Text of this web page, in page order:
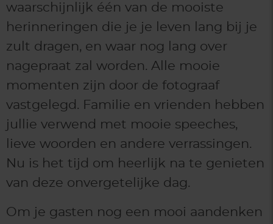
waarschijnlijk één van de mooiste
herinneringen die je je leven lang bij je
zult dragen, en waar nog lang over
nagepraat zal worden. Alle mooie
momenten zijn door de fotograaf
vastgelegd. Familie en vrienden hebben
jullie verwend met mooie speeches,
lieve woorden en andere verrassingen.
Nu is het tijd om heerlijk na te genieten
van deze onvergetelijke dag.
Om je gasten nog een mooi aandenken